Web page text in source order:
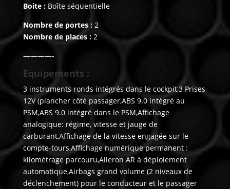
Boite :Boîte séquentielle
Nombre de portes : 2
Nombre de places :2
————-
Equipements :
3 instruments ronds intégrés dans le cockpit,3 Prises
12V (plancher côté passager,ABS 9.0 intégré au
PSM,ABS 9.0 intégré dans le PSM,Affichage
analogique: régime, vitesse et jauge de
carburant,Affichage de la vitesse engagée sur le
compte-tours,Affichage numérique permanent :
kilométrage parcouru,Aileron AR à déploiement
automatique,Airbags grand volume (2 niveaux de
déclenchement) pour le conducteur et le passager